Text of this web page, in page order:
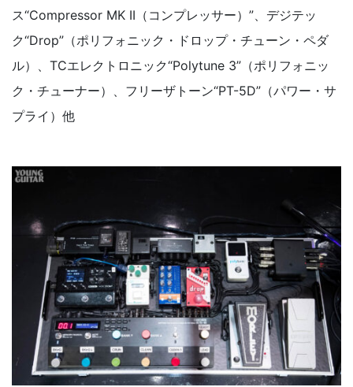
ス“Compressor MK II（コンプレッサー）”、デジテッ
ク“Drop”（ポリフォニック・ドロップ・チューン・ペダ
ル）、TCエレクトロニック“Polytune 3”（ポリフォニッ
ク・チューナー）、フリーザトーン“PT-5D”（パワー・サ
プライ）他